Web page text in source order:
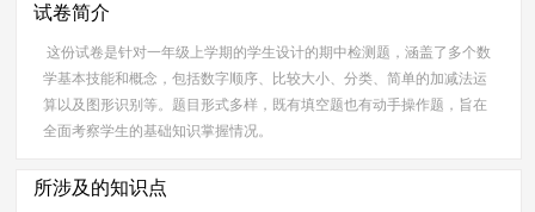
试卷简介
这份试卷是针对一年级上学期的学生设计的期中检测题，涵盖了多个数
学基本技能和概念，包括数字顺序、比较大小、分类、简单的加减法运
算以及图形识别等。题目形式多样，既有填空题也有动手操作题，旨在
全面考察学生的基础知识掌握情况。
所涉及的知识点